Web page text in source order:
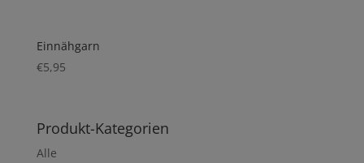
Einnähgarn
€5,95
Produkt-Kategorien
Alle